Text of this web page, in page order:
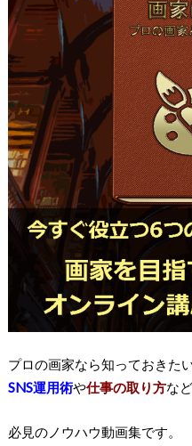
プロの画家なら知っておきた
SNS運用術や仕事の取り方など
必見のノウハウ動画集です。